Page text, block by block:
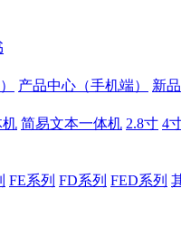
产品中心（手机端） 新品
机 简易文本一体机 2.8寸 4
FE系列 FD系列 FED系列